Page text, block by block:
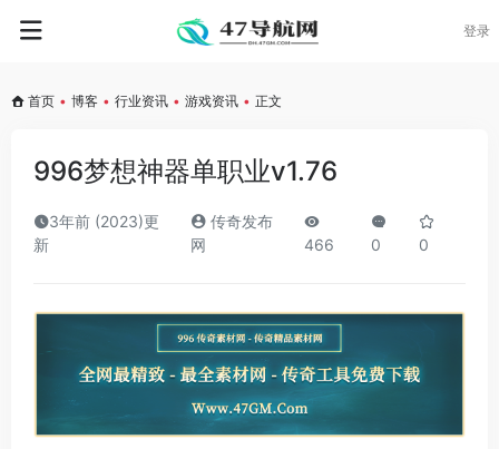
登录
首页 • 博客 • 行业资讯 • 游戏资讯 • 正文
996梦想神器单职业v1.76
3年前 (2023)更
新
传奇发布
网
466 0 0